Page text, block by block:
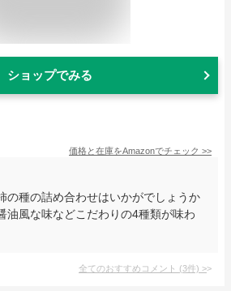
ショップでみる
価格と在庫をAmazonでチェック >>
の種の詰め合わせはいかがでしょうか
油風な味などこだわりの4種類が味わ
全てのおすすめコメント (3件) >